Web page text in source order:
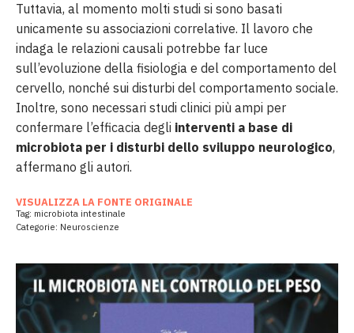
Tuttavia, al momento molti studi si sono basati
unicamente su associazioni correlative. Il lavoro che
indaga le relazioni causali potrebbe far luce
sull’evoluzione della fisiologia e del comportamento del
cervello, nonché sui disturbi del comportamento sociale.
Inoltre, sono necessari studi clinici più ampi per
confermare l’efficacia degli interventi a base di
microbiota per i disturbi dello sviluppo neurologico,
affermano gli autori.
VISUALIZZA LA FONTE ORIGINALE
Tag: microbiota intestinale
Categorie: Neuroscienze